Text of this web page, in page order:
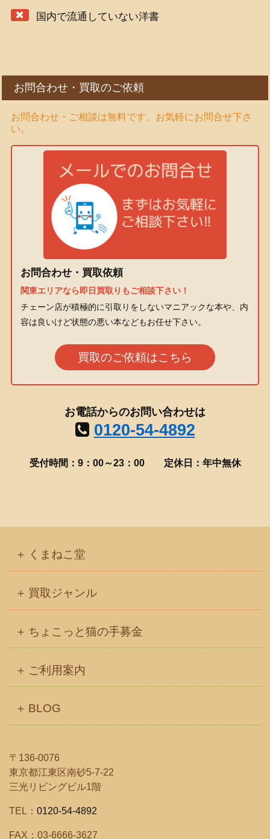
国内で流通していない洋書
お問合わせ・買取のご依頼
お問合わせ・ご相談は無料です。お気軽にお問合せ下さ
い。
お問合わせ・買取依頼
関東エリアなら即日買取りもご相談下さい！
チェーン店が積極的に引取りをしないマニアックな本や、内
容は良いけど状態の悪い本などもお任せ下さい。
買取のご依頼はこちら
お電話からのお問い合わせは
0120-54-4892
受付時間：9：00～23：00 定休日：年中無休
くまねこ堂
買取ジャンル
ちょこっと猫の手募金
ご利用案内
BLOG
〒136-0076
東京都江東区南砂5-7-22
三光リビングビル1階
TEL： 0120-54-4892
FAX：03-6666-3627